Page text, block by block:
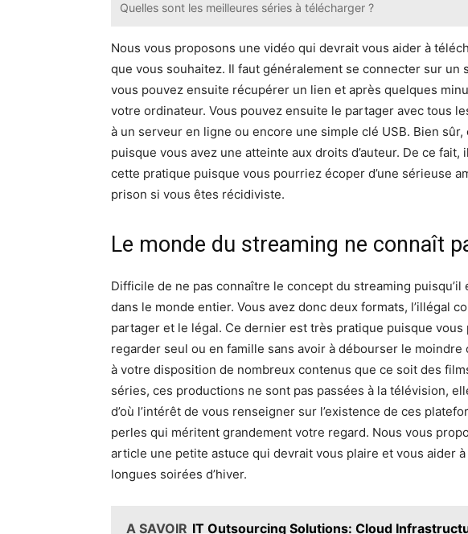
Quelles sont les meilleures séries à télécharger ?
Nous vous proposons une vidéo qui devrait vous aider à
que vous souhaitez. Il faut généralement se connecter sur un
vous pouvez ensuite récupérer un lien et après quelques
votre ordinateur. Vous pouvez ensuite le partager avec tous
à un serveur en ligne ou encore une simple clé USB. Bien
puisque vous avez une atteinte aux droits d’auteur. De ce
cette pratique puisque vous pourriez écoper d’une sérieuse
prison si vous êtes récidiviste.
Le monde du streaming ne connaît
Difficile de ne pas connaître le concept du streaming
dans le monde entier. Vous avez donc deux formats, l’illégal
partager et le légal. Ce dernier est très pratique puisque
regarder seul ou en famille sans avoir à débourser le
à votre disposition de nombreux contenus que ce soit des
séries, ces productions ne sont pas passées à la télévision,
d’où l’intérêt de vous renseigner sur l’existence de ces
perles qui méritent grandement votre regard. Nous vous
article une petite astuce qui devrait vous plaire et vous aider
longues soirées d’hiver.
A SAVOIR IT Outsourcing Solutions: Cloud